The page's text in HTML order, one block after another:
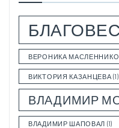
ВЕРОНИКА
ВИКТОРИЯ КАЗАНЦЕВА (1)
ВЛАДИМИР
ВЛАДИМИР ШАПОВАЛ (1)